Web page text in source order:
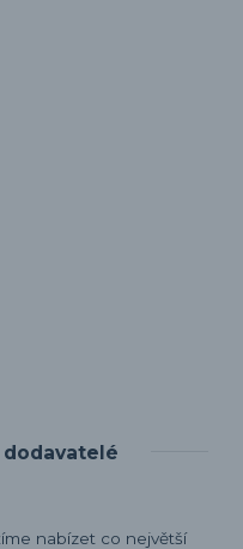
nabízet co největší